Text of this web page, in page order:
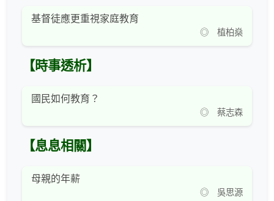
基督徒應更重視家庭教育
◎ 植柏燊
【時事透析】
國民如何教育？
◎ 蔡志森
【息息相關】
母親的年薪
◎ 吳思源